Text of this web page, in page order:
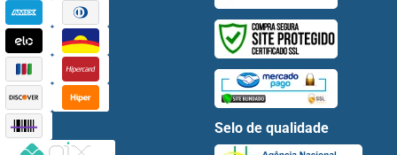
Selo de qualidade